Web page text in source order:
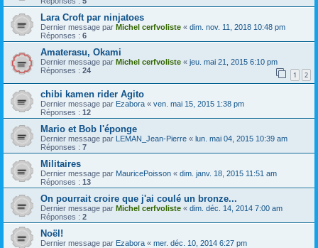
Lara Croft par ninjatoes
Dernier message par Michel cerfvoliste « dim. nov. 11, 2018 10:48 pm
Réponses : 6
Amaterasu, Okami
Dernier message par Michel cerfvoliste « jeu. mai 21, 2015 6:10 pm
Réponses : 24 1 2
chibi kamen rider Agito
Dernier message par Ezabora « ven. mai 15, 2015 1:38 pm
Réponses : 12
Mario et Bob l'éponge
Dernier message par LEMAN_Jean-Pierre « lun. mai 04, 2015 10:39 am
Réponses : 7
Militaires
Dernier message par MauricePoisson « dim. janv. 18, 2015 11:51 am
Réponses : 13
On pourrait croire que j'ai coulé un bronze...
Dernier message par Michel cerfvoliste « dim. déc. 14, 2014 7:00 am
Réponses : 2
Noël!
Dernier message par Ezabora « mer. déc. 10, 2014 6:27 pm